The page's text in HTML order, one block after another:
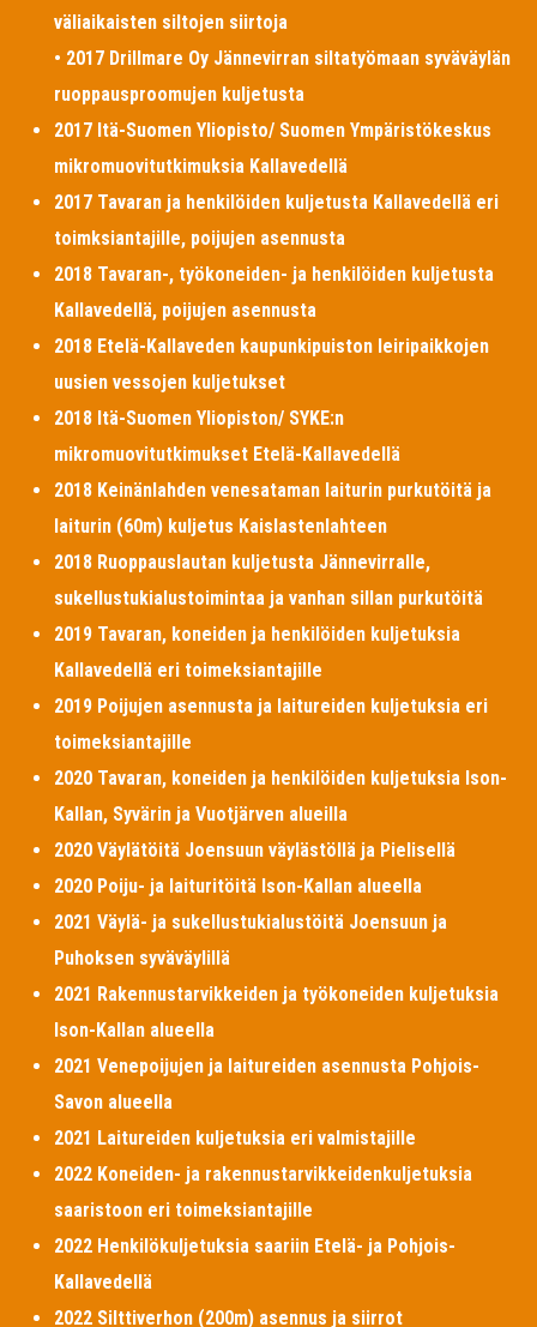
väliaikaisten siltojen siirtoja
• 2017 Drillmare Oy Jännevirran siltatyömaan syväväylän
ruoppausproomujen kuljetusta
2017 Itä-Suomen Yliopisto/ Suomen Ympäristökeskus
mikromuovitutkimuksia Kallavedellä
2017 Tavaran ja henkilöiden kuljetusta Kallavedellä eri
toimksiantajille, poijujen asennusta
2018 Tavaran-, työkoneiden- ja henkilöiden kuljetusta
Kallavedellä, poijujen asennusta
2018 Etelä-Kallaveden kaupunkipuiston leiripaikkojen
uusien vessojen kuljetukset
2018 Itä-Suomen Yliopiston/ SYKE:n
mikromuovitutkimukset Etelä-Kallavedellä
2018 Keinänlahden venesataman laiturin purkutöitä ja
laiturin (60m) kuljetus Kaislastenlahteen
2018 Ruoppauslautan kuljetusta Jännevirralle,
sukellustukialustoimintaa ja vanhan sillan purkutöitä
2019 Tavaran, koneiden ja henkilöiden kuljetuksia
Kallavedellä eri toimeksiantajille
2019 Poijujen asennusta ja laitureiden kuljetuksia eri
toimeksiantajille
2020 Tavaran, koneiden ja henkilöiden kuljetuksia Ison-
Kallan, Syvärin ja Vuotjärven alueilla
2020 Väylätöitä Joensuun väylästöllä ja Pielisellä
2020 Poiju- ja laituritöitä Ison-Kallan alueella
2021 Väylä- ja sukellustukialustöitä Joensuun ja
Puhoksen syväväylillä
2021 Rakennustarvikkeiden ja työkoneiden kuljetuksia
Ison-Kallan alueella
2021 Venepoijujen ja laitureiden asennusta Pohjois-
Savon alueella
2021 Laitureiden kuljetuksia eri valmistajille
2022 Koneiden- ja rakennustarvikkeidenkuljetuksia
saaristoon eri toimeksiantajille
2022 Henkilökuljetuksia saariin Etelä- ja Pohjois-
Kallavedellä
2022 Silttiverhon (200m) asennus ja siirrot